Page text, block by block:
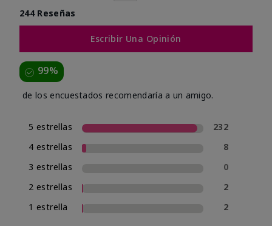
244 Reseñas
Escribir Una Opinión
99%
de los encuestados recomendaría a un amigo.
5 estrellas
232
4 estrellas
8
3 estrellas
0
2 estrellas
2
1 estrella
2